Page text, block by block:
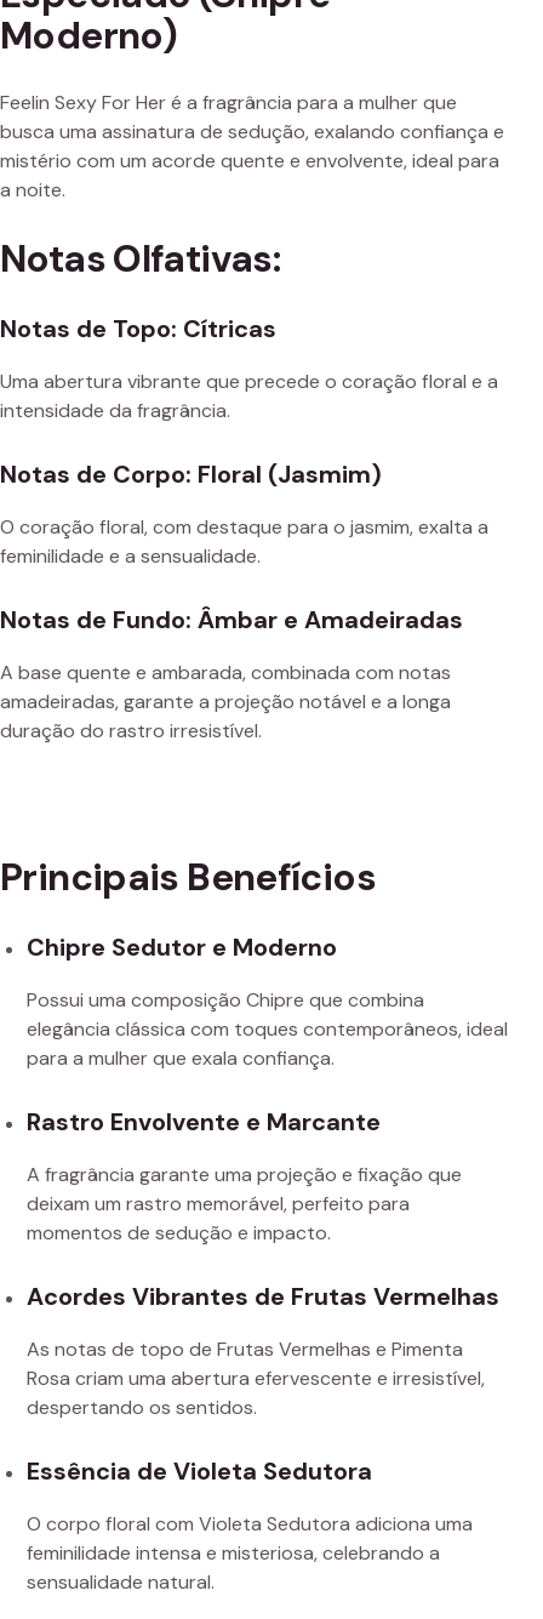
Moderno)
Feelin Sexy For Her é a fragrância para a mulher que
busca uma assinatura de sedução, exalando confiança e
mistério com um acorde quente e envolvente, ideal para
a noite.
Notas Olfativas:
Notas de Topo: Cítricas
Uma abertura vibrante que precede o coração floral e a
intensidade da fragrância.
Notas de Corpo: Floral (Jasmim)
O coração floral, com destaque para o jasmim, exalta a
feminilidade e a sensualidade.
Notas de Fundo: Âmbar e Amadeiradas
A base quente e ambarada, combinada com notas
amadeiradas, garante a projeção notável e a longa
duração do rastro irresistível.
Principais Benefícios
Chipre Sedutor e Moderno
Possui uma composição Chipre que combina
elegância clássica com toques contemporâneos, ideal
para a mulher que exala confiança.
Rastro Envolvente e Marcante
A fragrância garante uma projeção e fixação que
deixam um rastro memorável, perfeito para
momentos de sedução e impacto.
Acordes Vibrantes de Frutas Vermelhas
As notas de topo de Frutas Vermelhas e Pimenta
Rosa criam uma abertura efervescente e irresistível,
despertando os sentidos.
Essência de Violeta Sedutora
O corpo floral com Violeta Sedutora adiciona uma
feminilidade intensa e misteriosa, celebrando a
sensualidade natural.